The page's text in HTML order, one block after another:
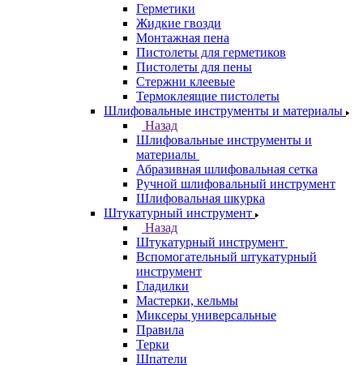
Герметики
Жидкие гвозди
Монтажная пена
Пистолеты для герметиков
Пистолеты для пены
Стержни клеевые
Термоклеящие пистолеты
Шлифовальные инструменты и материалы
Назад
Шлифовальные инструменты и
материалы
Абразивная шлифовальная сетка
Ручной шлифовальный инструмент
Шлифовальная шкурка
Штукатурный инструмент
Назад
Штукатурный инструмент
Вспомогательный штукатурный
инструмент
Гладилки
Мастерки, кельмы
Миксеры универсальные
Правила
Терки
Шпатели